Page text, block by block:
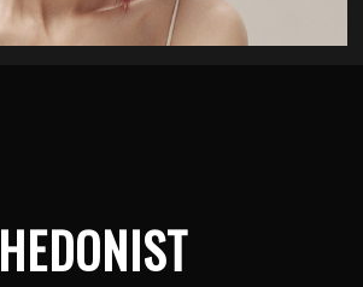
HEDONIST